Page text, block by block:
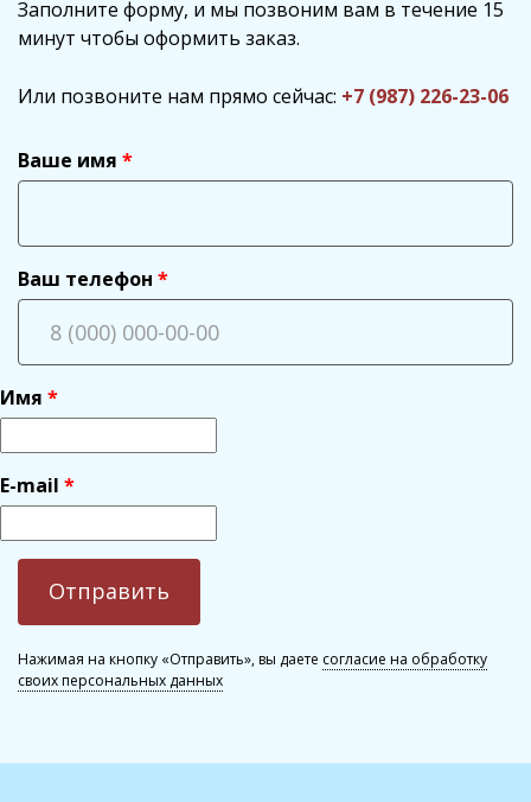
Заполните форму, и мы позвоним вам в течение 15
минут чтобы оформить заказ.
Или позвоните нам прямо сейчас: +7 (987) 226-23-06
Ваше имя
Ваш телефон
Имя
E-mail
Нажимая на кнопку «Отправить», вы даете согласие на обработку
своих персональных данных